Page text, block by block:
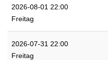
2026-08-01 22:00
Freitag
2026-07-31 22:00
Freitag